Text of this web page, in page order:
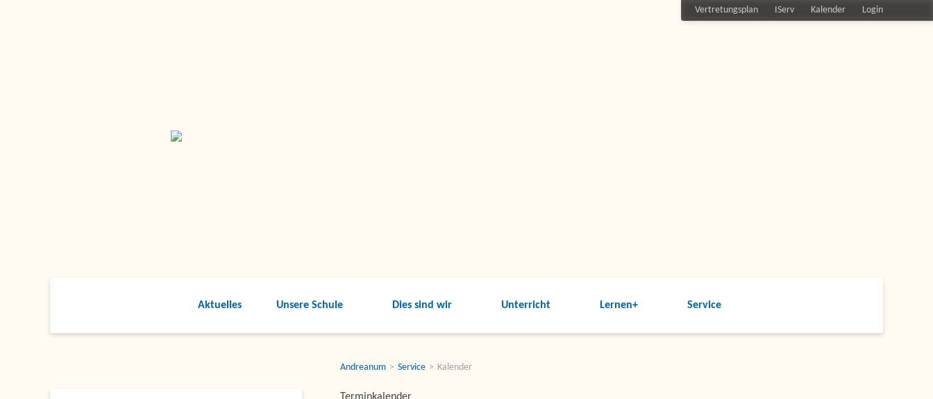
Vertretungsplan IServ Kalender Login
Aktuelles Unsere Schule Dies sind wir Unterricht Lernen+ Service
Andreanum Service Kalender